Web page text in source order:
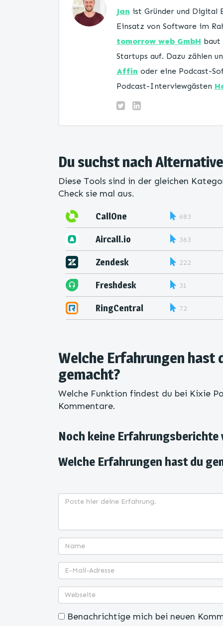
Jan ist Gründer und Digital
Einsatz von Software im
tomorrow web GmbH baut
Startups auf. Dazu zählen
Affin oder eine Podcast-
Podcast-Interviewgästen
Du suchst nach
Diese Tools sind in der gleichen
Check sie mal aus.
CallOne 683
Aircall.io 363
Zendesk 222
Freshdesk 31
RingCentral 72
Welche Erfahrungen hast
gemacht?
Welche Funktion findest du bei Kixie
Kommentare.
Noch keine Erfahrungsberichte
Welche Erfahrungen hast du
Benachrichtige mich bei neuen